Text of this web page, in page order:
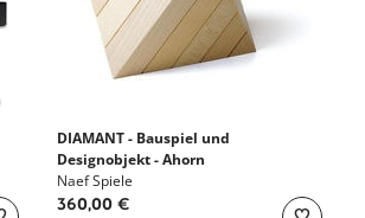
DIAMANT - Bauspiel und
Designobjekt - Ahorn
Naef Spiele
360,00 €